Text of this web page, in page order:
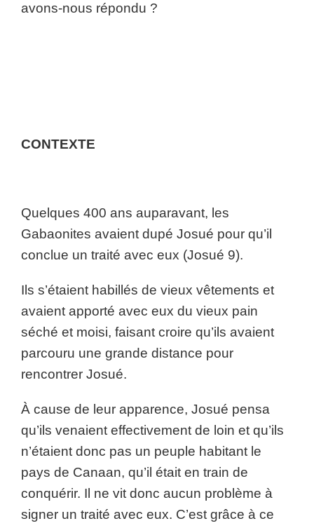
avons-nous répondu ?
CONTEXTE
Quelques 400 ans auparavant, les
Gabaonites avaient dupé Josué pour qu’il
conclue un traité avec eux (Josué 9).
Ils s’étaient habillés de vieux vêtements et
avaient apporté avec eux du vieux pain
séché et moisi, faisant croire qu’ils avaient
parcouru une grande distance pour
rencontrer Josué.
À cause de leur apparence, Josué pensa
qu’ils venaient effectivement de loin et qu’ils
n’étaient donc pas un peuple habitant le
pays de Canaan, qu’il était en train de
conquérir. Il ne vit donc aucun problème à
signer un traité avec eux. C’est grâce à ce